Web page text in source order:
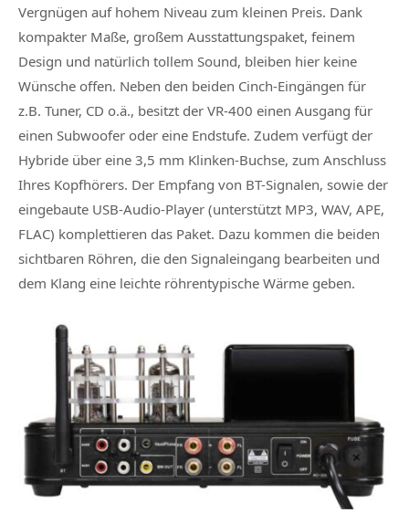
Vergnügen auf hohem Niveau zum kleinen Preis. Dank
kompakter Maße, großem Ausstattungspaket, feinem
Design und natürlich tollem Sound, bleiben hier keine
Wünsche offen. Neben den beiden Cinch-Eingängen für
z.B. Tuner, CD o.ä., besitzt der VR-400 einen Ausgang für
einen Subwoofer oder eine Endstufe. Zudem verfügt der
Hybride über eine 3,5 mm Klinken-Buchse, zum Anschluss
Ihres Kopfhörers. Der Empfang von BT-Signalen, sowie der
eingebaute USB-Audio-Player (unterstützt MP3, WAV, APE,
FLAC) komplettieren das Paket. Dazu kommen die beiden
sichtbaren Röhren, die den Signaleingang bearbeiten und
dem Klang eine leichte röhrentypische Wärme geben.